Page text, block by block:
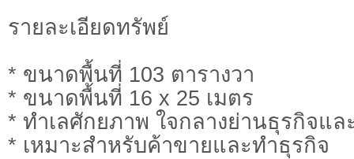
รายละเอียดทรัพย์
* ขนาดพื้นที่ 103 ตารางวา
* ขนาดพื้นที่ 16 x 25 เมตร
* ทำเลศักยภาพ ใจกลางย่านธุรกิจแ
* เหมาะสำหรับค้าขายและทำธุรกิจ